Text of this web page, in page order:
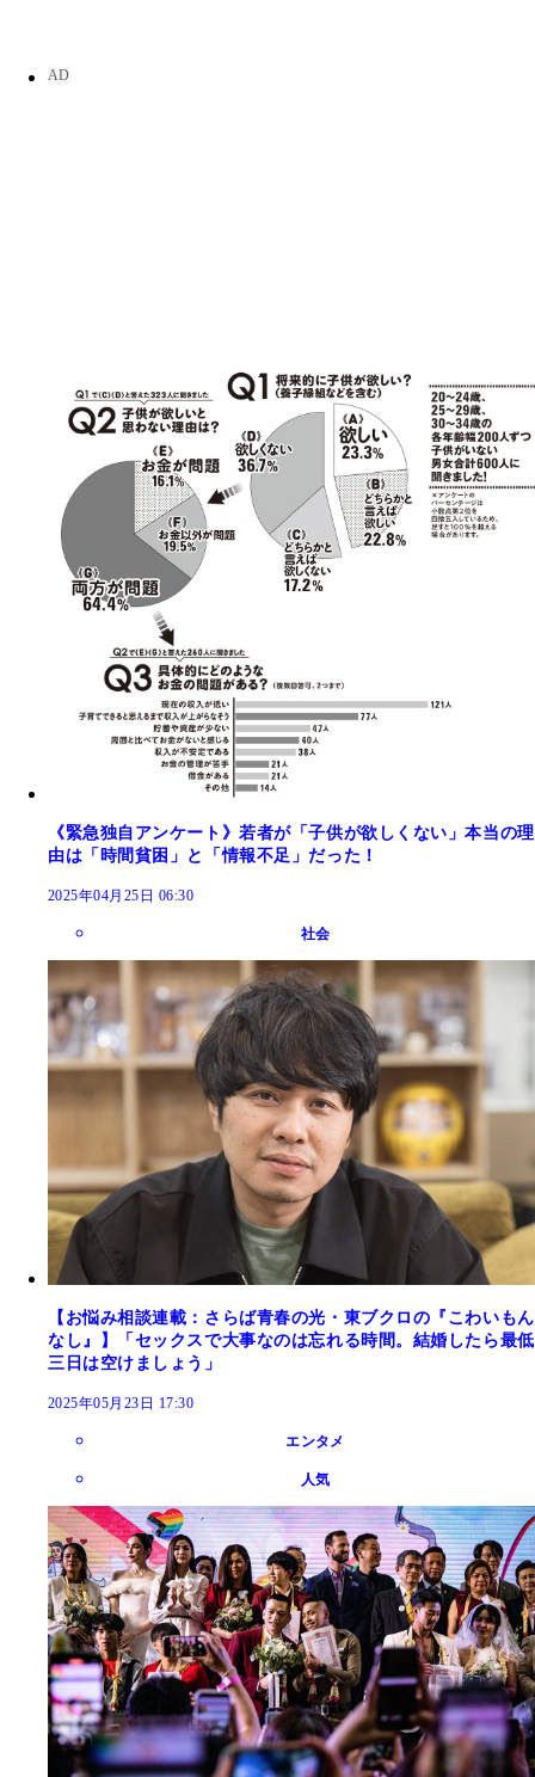
《緊急独自アンケート》若者が「子供が欲しくない」本当の理
由は「時間貧困」と「情報不足」だった！
2025年04月25日 06:30
社会
【お悩み相談連載：さらば青春の光・東ブクロの『こわいもん
なし』】「セックスで大事なのは忘れる時間。結婚したら最低
三日は空けましょう」
2025年05月23日 17:30
エンタメ
人気